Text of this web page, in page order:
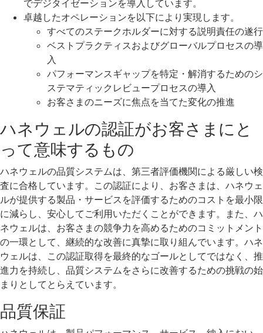
でデジタイゼーションを導入しています。
卓越したオペレーションを以下により実現します。
すべてのステークホルダーに対する説明責任の遂行
ベストプラクティスおよびグローバルプロセスの導
入
パフォーマンスギャップを特定・解消するためのシ
ステマティックレビュープロセスの導入
お客さまのニーズに焦点を当てた変化の推進
ハネウェルの認証がお客さまにと
って意味するもの
ハネウェルの品質システムは、第三者評価機関による厳しい検
査に合格しています。この認証により、お客さまは、ハネウェ
ルが提供する製品・サービスを評価するためのコストを最小限
に減らし、安心してご利用いただくことができます。また、ハ
ネウェルは、お客さまの競争力を高めるためのコミットメント
の一環として、継続的な改善に真摯に取り組んでいます。ハネ
ウェルは、この認証取得を最終的なゴールとしてではなく、推
進力を持続し、品質システムをさらに改善するための挑戦の始
まりとしてとらえています。
品質保証